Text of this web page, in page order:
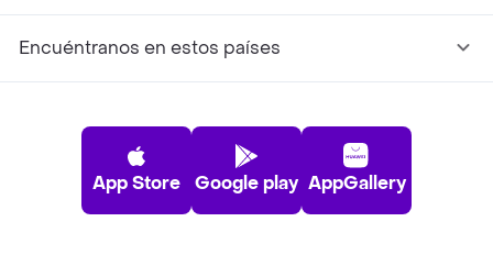
Encuéntranos en estos países
App Store Google play AppGallery